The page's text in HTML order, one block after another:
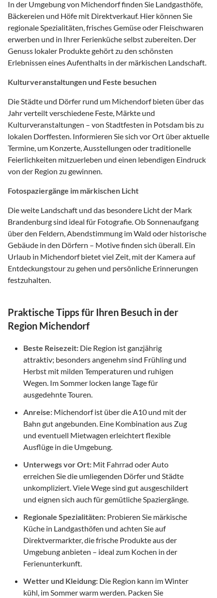
In der Umgebung von Michendorf finden Sie Landgasthöfe,
Bäckereien und Höfe mit Direktverkauf. Hier können Sie
regionale Spezialitäten, frisches Gemüse oder Fleischwaren
erwerben und in Ihrer Ferienküche selbst zubereiten. Der
Genuss lokaler Produkte gehört zu den schönsten
Erlebnissen eines Aufenthalts in der märkischen Landschaft.
Kulturveranstaltungen und Feste besuchen
Die Städte und Dörfer rund um Michendorf bieten über das
Jahr verteilt verschiedene Feste, Märkte und
Kulturveranstaltungen – von Stadtfesten in Potsdam bis zu
lokalen Dorffesten. Informieren Sie sich vor Ort über aktuelle
Termine, um Konzerte, Ausstellungen oder traditionelle
Feierlichkeiten mitzuerleben und einen lebendigen Eindruck
von der Region zu gewinnen.
Fotospaziergänge im märkischen Licht
Die weite Landschaft und das besondere Licht der Mark
Brandenburg sind ideal für Fotografie. Ob Sonnenaufgang
über den Feldern, Abendstimmung im Wald oder historische
Gebäude in den Dörfern – Motive finden sich überall. Ein
Urlaub in Michendorf bietet viel Zeit, mit der Kamera auf
Entdeckungstour zu gehen und persönliche Erinnerungen
festzuhalten.
Praktische Tipps für Ihren Besuch in der
Region Michendorf
Beste Reisezeit: Die Region ist ganzjährig
attraktiv; besonders angenehm sind Frühling und
Herbst mit milden Temperaturen und ruhigen
Wegen. Im Sommer locken lange Tage für
ausgedehnte Touren.
Anreise: Michendorf ist über die A10 und mit der
Bahn gut angebunden. Eine Kombination aus Zug
und eventuell Mietwagen erleichtert flexible
Ausflüge in die Umgebung.
Unterwegs vor Ort: Mit Fahrrad oder Auto
erreichen Sie die umliegenden Dörfer und Städte
unkompliziert. Viele Wege sind gut ausgeschildert
und eignen sich auch für gemütliche Spaziergänge.
Regionale Spezialitäten: Probieren Sie märkische
Küche in Landgasthöfen und achten Sie auf
Direktvermarkter, die frische Produkte aus der
Umgebung anbieten – ideal zum Kochen in der
Ferienunterkunft.
Wetter und Kleidung: Die Region kann im Winter
kühl, im Sommer warm werden. Packen Sie